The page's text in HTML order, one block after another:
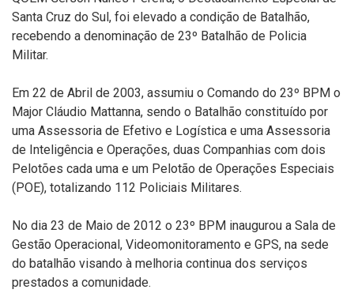
Santa Cruz do Sul, foi elevado a condição de Batalhão,
recebendo a denominação de 23º Batalhão de Policia
Militar.
Em 22 de Abril de 2003, assumiu o Comando do 23º BPM o
Major Cláudio Mattanna, sendo o Batalhão constituído por
uma Assessoria de Efetivo e Logística e uma Assessoria
de Inteligência e Operações, duas Companhias com dois
Pelotões cada uma e um Pelotão de Operações Especiais
(POE), totalizando 112 Policiais Militares.
No dia 23 de Maio de 2012 o 23º BPM inaugurou a Sala de
Gestão Operacional, Videomonitoramento e GPS, na sede
do batalhão visando à melhoria continua dos serviços
prestados a comunidade.